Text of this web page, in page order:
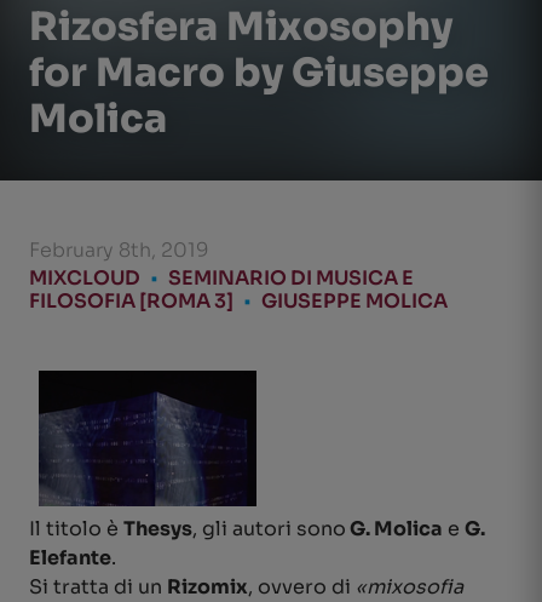
Rizosfera Mixosophy
for Macro by Giuseppe
Molica
February 8th, 2019
MIXCLOUD • SEMINARIO DI MUSICA E
FILOSOFIA [ROMA 3] • GIUSEPPE MOLICA
Il titolo è Thesys, gli autori sonoG. Molica e G.
Elefante.
Si tratta di un Rizomix, ovvero di «mixosofia